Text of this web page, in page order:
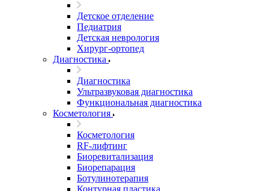
Детское отделение
Педиатрия
Детская неврология
Хирург-ортопед
Диагностика
Диагностика
Ультразвуковая диагностика
Функциональная диагностика
Косметология
Косметология
RF-лифтинг
Биоревитализация
Биорепарация
Ботулинотерапия
Контурная пластика